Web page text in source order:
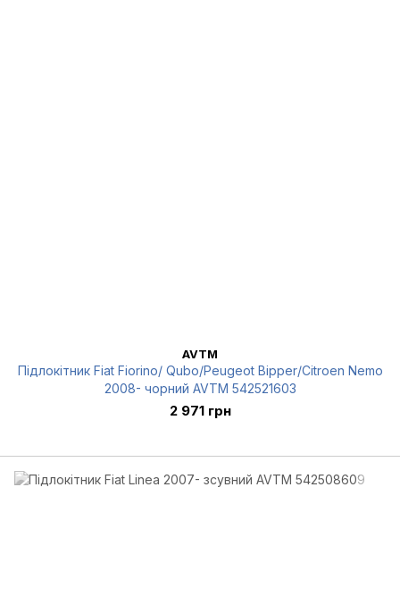
AVTM
Підлокітник Fiat Fiorino/ Qubo/Peugeot Bipper/Citroen Nemo
2008- чорний AVTM 542521603
2 971 грн